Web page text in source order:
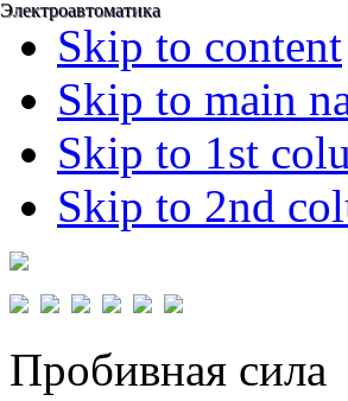
Skip to content
Skip to main
Skip to 1st
Skip to 2nd
Электроавтоматика
Электроавтоматика
Пробивная сила